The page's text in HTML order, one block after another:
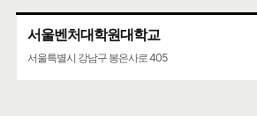
서울벤처대학원대학교
서울특별시 강남구 봉은사로 405